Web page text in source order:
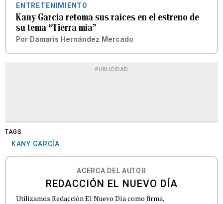
ENTRETENIMIENTO
Kany García retoma sus raíces en el estreno de
su tema “Tierra mía”
Por Damaris Hernández Mercado
PUBLICIDAD
TAGS
KANY GARCÍA
ACERCA DEL AUTOR
REDACCIÓN EL NUEVO DÍA
Utilizamos Redacción El Nuevo Día como firma,